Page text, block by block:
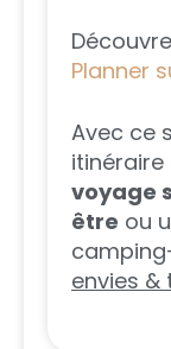
Découvre
Planner
Avec ce
itinéraire
voyage
être ou
envies &